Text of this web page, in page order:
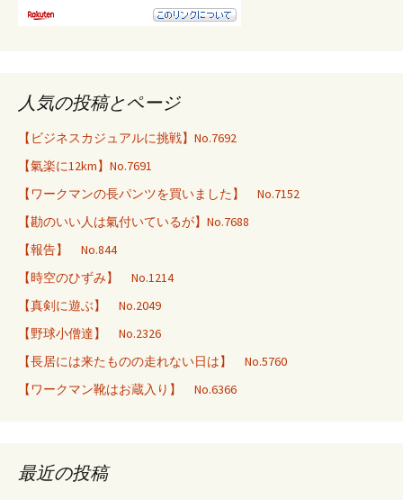
人気の投稿とページ
【ビジネスカジュアルに挑戦】No.7692
【氣楽に12km】No.7691
【ワークマンの長パンツを買いました】 No.7152
【勘のいい人は氣付いているが】No.7688
【報告】 No.844
【時空のひずみ】 No.1214
【真剣に遊ぶ】 No.2049
【野球小僧達】 No.2326
【長居には来たものの走れない日は】 No.5760
【ワークマン靴はお蔵入り】 No.6366
最近の投稿